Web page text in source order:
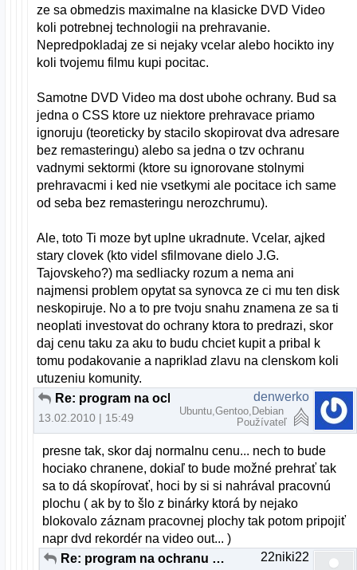
ze sa obmedzis maximalne na klasicke DVD Video
koli potrebnej technologii na prehravanie.
Nepredpokladaj ze si nejaky vcelar alebo hocikto iny
koli tvojemu filmu kupi pocitac.
Samotne DVD Video ma dost ubohe ochrany. Bud sa
jedna o CSS ktore uz niektore prehravace priamo
ignoruju (teoreticky by stacilo skopirovat dva adresare
bez remasteringu) alebo sa jedna o tzv ochranu
vadnymi sektormi (ktore su ignorovane stolnymi
prehravacmi i ked nie vsetkymi ale pocitace ich same
od seba bez remasteringu nerozchrumu).
Ale, toto Ti moze byt uplne ukradnute. Vcelar, ajked
stary clovek (kto videl sfilmovane dielo J.G.
Tajovskeho?) ma sedliacky rozum a nema ani
najmensi problem opytat sa synovca ze ci mu ten disk
neskopiruje. No a to pre tvoju snahu znamena ze sa ti
neoplati investovat do ochrany ktora to predrazi, skor
daj cenu taku za aku to budu chciet kupit a pribal k
tomu podakovanie a napriklad zlavu na clenskom koli
utuzeniu komunity.
Re: program na ochranu dvd
13.02.2010 | 15:49
denwerko
Ubuntu,Gentoo,Debian
Používateľ
presne tak, skor daj normalnu cenu... nech to bude
hociako chranene, dokiaľ to bude možné prehrať tak
sa to dá skopírovať, hoci by si si nahrával pracovnú
plochu ( ak by to šlo z binárky ktorá by nejako
blokovalo záznam pracovnej plochy tak potom pripojiť
napr dvd rekordér na video out... )
Re: program na ochranu dvd
22niki22